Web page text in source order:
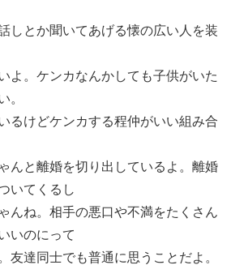
しとか聞いてあげる懐の広い人を装
よ。ケンカなんかしても子供がいた
。
るけどケンカする程仲がいい組み合
んと離婚を切り出しているよ。離婚
いてくるし
んね。相手の悪口や不満をたくさん
いのにって
友達同士でも普通に思うことだよ。